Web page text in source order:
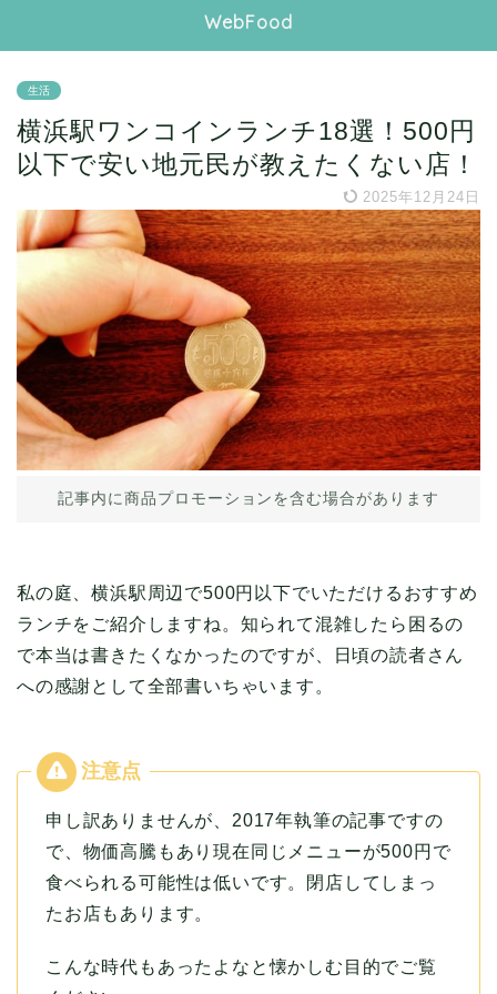
WebFood
生活
横浜駅ワンコインランチ18選！500円
以下で安い地元民が教えたくない店！
2025年12月24日
記事内に商品プロモーションを含む場合があります
私の庭、横浜駅周辺で500円以下でいただけるおすすめ
ランチをご紹介しますね。知られて混雑したら困るの
で本当は書きたくなかったのですが、日頃の読者さん
への感謝として全部書いちゃいます。
申し訳ありませんが、2017年執筆の記事ですの
で、物価高騰もあり現在同じメニューが500円で
食べられる可能性は低いです。閉店してしまっ
たお店もあります。
こんな時代もあったよなと懐かしむ目的でご覧